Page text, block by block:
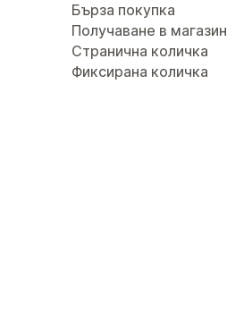
Бърза покупка
Получаване в магазин
Странична количка
Фиксирана количка